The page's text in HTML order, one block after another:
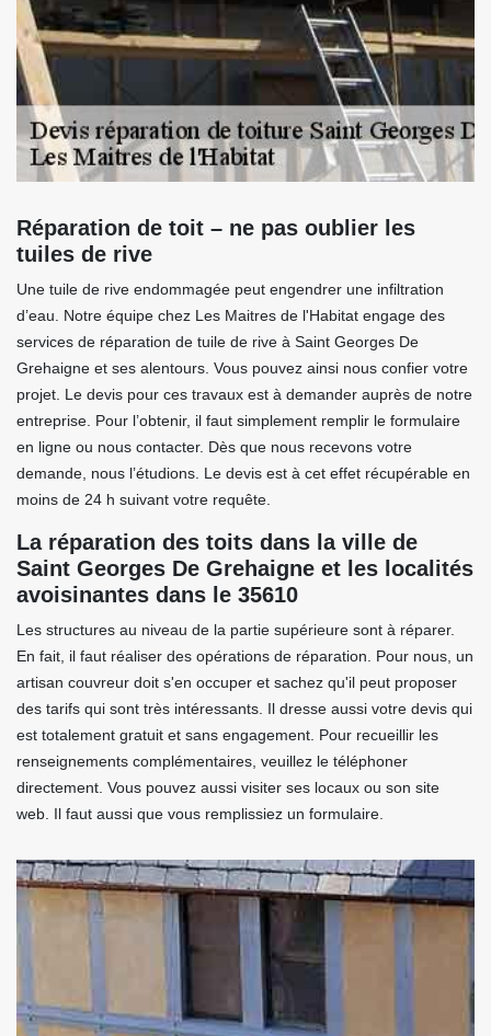
Réparation de toit – ne pas oublier les
tuiles de rive
Une tuile de rive endommagée peut engendrer une infiltration
d’eau. Notre équipe chez Les Maitres de l'Habitat engage des
services de réparation de tuile de rive à Saint Georges De
Grehaigne et ses alentours. Vous pouvez ainsi nous confier votre
projet. Le devis pour ces travaux est à demander auprès de notre
entreprise. Pour l’obtenir, il faut simplement remplir le formulaire
en ligne ou nous contacter. Dès que nous recevons votre
demande, nous l’étudions. Le devis est à cet effet récupérable en
moins de 24 h suivant votre requête.
La réparation des toits dans la ville de
Saint Georges De Grehaigne et les localités
avoisinantes dans le 35610
Les structures au niveau de la partie supérieure sont à réparer.
En fait, il faut réaliser des opérations de réparation. Pour nous, un
artisan couvreur doit s'en occuper et sachez qu'il peut proposer
des tarifs qui sont très intéressants. Il dresse aussi votre devis qui
est totalement gratuit et sans engagement. Pour recueillir les
renseignements complémentaires, veuillez le téléphoner
directement. Vous pouvez aussi visiter ses locaux ou son site
web. Il faut aussi que vous remplissiez un formulaire.